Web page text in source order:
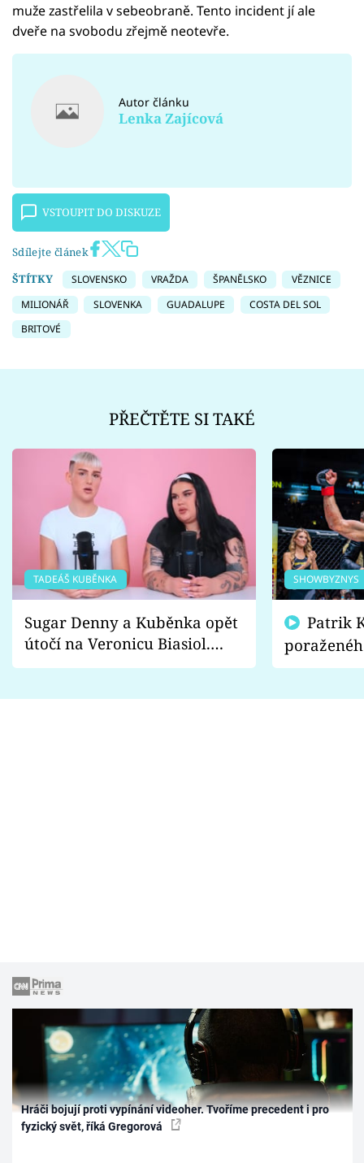
muže zastřelila v sebeobraně. Tento incident jí ale
dveře na svobodu zřejmě neotevře.
Autor článku
Lenka Zajícová
VSTOUPIT DO DISKUZE
Sdílejte článek
ŠTÍTKY
SLOVENSKO VRAŽDA ŠPANĚLSKO
VĚZNICE
MILIONÁŘ
SLOVENKA GUADALUPE
COSTA DEL SOL
BRITOVÉ
PŘEČTĚTE SI TAKÉ
TADEÁŠ KUBĚNKA
Sugar Denny a Kuběnka opět
útočí na Veronicu Biasiol.
Proč je podle nich falešná a
SHOWBYZNYS
fanoušci
Hráči bojují proti vypínání videoher. Tvoříme precedent i pro
fyzický svět, říká Gregorová